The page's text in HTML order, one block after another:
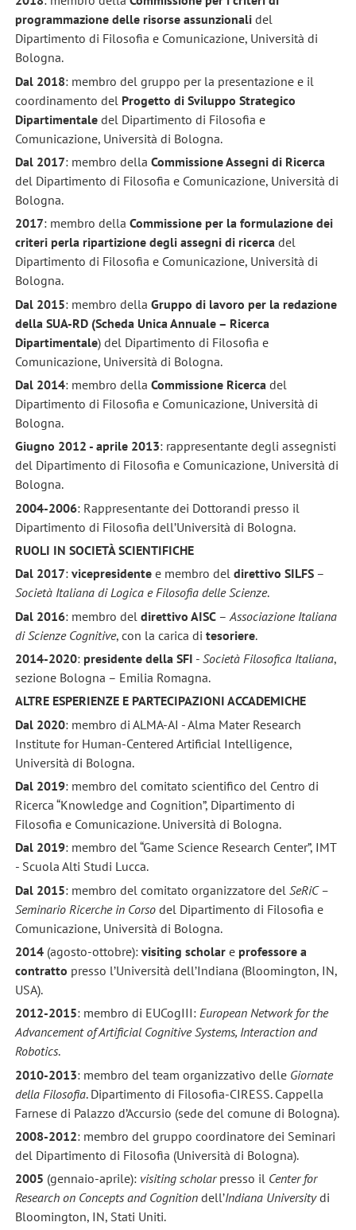
programmazione delle risorse assunzionalidel
Dipartimento di Filosofia e Comunicazione, Università di
Bologna.
Dal 2018: membro del gruppo per la presentazione e il
coordinamento del Progetto di Sviluppo Strategico
Dipartimentaledel Dipartimento di Filosofia e
Comunicazione, Università di Bologna.
Dal 2017: membro della Commissione Assegni di Ricerca
del Dipartimento di Filosofia e Comunicazione, Università di
Bologna.
2017: membro della Commissione per la formulazione dei
criteri perla ripartizione degli assegni di ricercadel
Dipartimento di Filosofia e Comunicazione, Università di
Bologna.
Dal 2015: membro della Gruppo di lavoro per la redazione
della SUA-RD (Scheda Unica Annuale – Ricerca
Dipartimentale) del Dipartimento di Filosofia e
Comunicazione, Università di Bologna.
Dal 2014: membro della Commissione Ricerca del
Dipartimento di Filosofia e Comunicazione, Università di
Bologna.
Giugno 2012 - aprile 2013: rappresentante degli assegnisti
del Dipartimento di Filosofia e Comunicazione, Università di
Bologna.
2004-2006: Rappresentante dei Dottorandi presso il
Dipartimento di Filosofia dell’Università di Bologna.
RUOLI IN SOCIETÀ SCIENTIFICHE
Dal 2017: vicepresidentee membro del direttivo SILFS–
Società Italiana di Logica e Filosofia delle Scienze.
Dal 2016: membro del direttivo AISC– Associazione Italiana
di Scienze Cognitive, con la carica di tesoriere.
2014-2020: presidente della SFI - Società Filosofica Italiana,
sezione Bologna – Emilia Romagna.
ALTRE ESPERIENZE E PARTECIPAZIONI ACCADEMICHE
Dal 2020: membro di ALMA-AI - Alma Mater Research
Institute for Human-Centered Artificial Intelligence,
Università di Bologna.
Dal 2019: membro del comitato scientifico del Centro di
Ricerca “Knowledge and Cognition”, Dipartimento di
Filosofia e Comunicazione. Università di Bologna.
Dal 2019: membro del “Game Science Research Center”, IMT
- Scuola Alti Studi Lucca.
Dal 2015: membro del comitato organizzatore del SeRiC –
Seminario Ricerche in Corso del Dipartimento di Filosofia e
Comunicazione, Università di Bologna.
2014(agosto-ottobre): visiting scholare professore a
contratto presso l’Università dell’Indiana (Bloomington, IN,
USA).
2012-2015: membro di EUCogIII: European Network for the
Advancement of Artificial Cognitive Systems, Interaction and
Robotics.
2010-2013: membro del team organizzativo delle Giornate
della Filosofia. Dipartimento di Filosofia-CIRESS. Cappella
Farnese di Palazzo d’Accursio (sede del comune di Bologna).
2008-2012: membro del gruppo coordinatore dei Seminari
del Dipartimento di Filosofia (Università di Bologna).
2005 (gennaio-aprile): visiting scholarpresso il Center for
Research on Concepts and Cognitiondell’Indiana Universitydi
Bloomington, IN, Stati Uniti.